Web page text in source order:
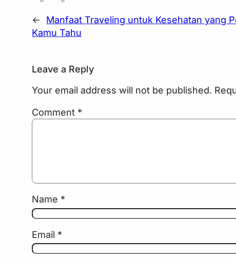
←
Manfaat Traveling untuk Kesehatan yang
Kamu Tahu
Leave a Reply
Your email address will not be published.
Comment *
Name *
Email *